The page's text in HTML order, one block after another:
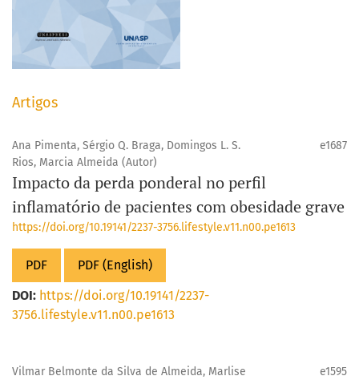
Artigos
Ana Pimenta, Sérgio Q. Braga, Domingos L. S.
Rios, Marcia Almeida (Autor)
e1687
Impacto da perda ponderal no perfil
inflamatório de pacientes com obesidade grave
https://doi.org/10.19141/2237-3756.lifestyle.v11.n00.pe1613
PDF
PDF (English)
DOI: https://doi.org/10.19141/2237-
3756.lifestyle.v11.n00.pe1613
Vilmar Belmonte da Silva de Almeida, Marlise
e1595